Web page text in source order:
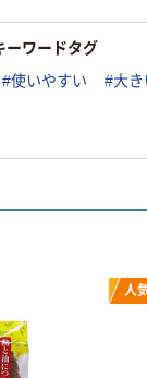
ーワードタグ
#使いやすい #大き
人